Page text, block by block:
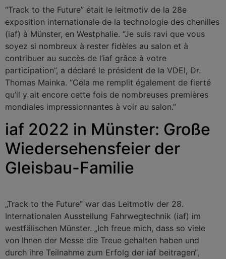
“Track to the Future” était le leitmotiv de la 28e
exposition internationale de la technologie des chenilles
(iaf) à Münster, en Westphalie. “Je suis ravi que vous
soyez si nombreux à rester fidèles au salon et à
contribuer au succès de l’iaf grâce à votre
participation”, a déclaré le président de la VDEI, Dr.
Thomas Mainka. “Cela me remplit également de fierté
qu’il y ait encore cette fois de nombreuses premières
mondiales impressionnantes à voir au salon.”
iaf 2022 in Münster: Große
Wiedersehensfeier der
Gleisbau-Familie
„Track to the Future” war das Leitmotiv der 28.
Internationalen Ausstellung Fahrwegtechnik (iaf) im
westfälischen Münster. „Ich freue mich, dass so viele
von Ihnen der Messe die Treue gehalten haben und
durch ihre Teilnahme zum Erfolg der iaf beitragen“,